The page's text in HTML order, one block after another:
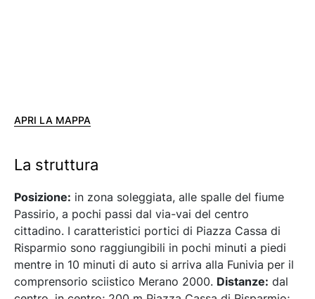
APRI LA MAPPA
La struttura
Posizione: in zona soleggiata, alle spalle del fiume
Passirio, a pochi passi dal via-vai del centro
cittadino. I caratteristici portici di Piazza Cassa di
Risparmio sono raggiungibili in pochi minuti a piedi
mentre in 10 minuti di auto si arriva alla Funivia per il
comprensorio sciistico Merano 2000. Distanze: dal